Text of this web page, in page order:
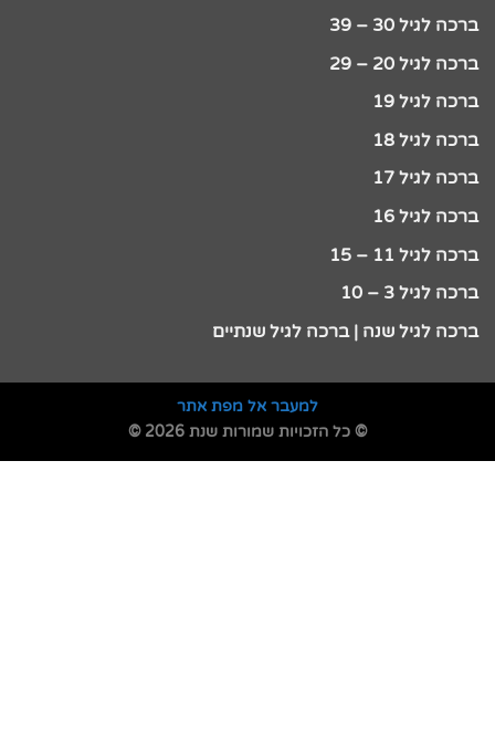
ברכה לגיל 30 – 39
ברכה לגיל 20 – 29
ברכה לגיל 19
ברכה לגיל 18
ברכה לגיל 17
ברכה לגיל 16
ברכה לגיל 11 – 15
ברכה לגיל 3 – 10
ברכה לגיל שנה | ברכה לגיל שנתיים
למעבר אל מפת אתר
© כל הזכויות שמורות שנת 2026 ©